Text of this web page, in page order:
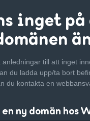
inget på
till att inget
du ladda upp/ta bort
du kontakta en
ny domän hos